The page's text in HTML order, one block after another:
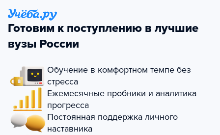
Готовим к поступлению в лучшие
вузы России
Обучение в комфортном темпе без
стресса
Ежемесячные пробники и аналитика
прогресса
Постоянная поддержка личного
наставника